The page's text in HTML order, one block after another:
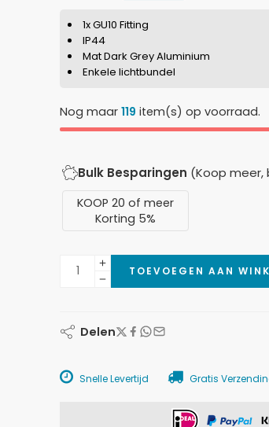
1x GU10 Fitting
IP44
Mat Dark Grey Aluminium
Enkele lichtbundel
Nog maar 119 item(s) op voorraad.
Bulk Besparingen (Koop meer,
KOOP 20 of meer
Korting 5%
TOEVOEGEN AAN
Delen
Snelle Levertijd Gratis